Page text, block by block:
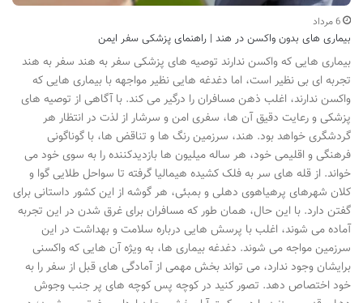
6 مرداد
بیماری های بدون واکسن در هند | راهنمای پزشکی سفر ایمن
بیماری هایی که واکسن ندارند توصیه های پزشکی سفر به هند سفر به هند
تجربه ای بی نظیر است، اما دغدغه هایی نظیر مواجهه با بیماری هایی که
واکسن ندارند، اغلب ذهن مسافران را درگیر می کند. با آگاهی از توصیه های
پزشکی و رعایت دقیق آن ها، سفری امن و سرشار از لذت در انتظار هر
گردشگری خواهد بود. هند، سرزمین رنگ ها و تناقض ها، با گوناگونی
فرهنگی و اقلیمی خود، هر ساله میلیون ها بازدیدکننده را به سوی خود می
خواند. از قله های سر به فلک کشیده هیمالیا گرفته تا سواحل طلایی گوا و
کلان شهرهای پرهیاهوی دهلی و بمبئی، هر گوشه از این کشور داستانی برای
گفتن دارد. با این حال، همان طور که مسافران برای غرق شدن در این تجربه
آماده می شوند، اغلب با پرسش هایی درباره سلامت و بهداشت در این
سرزمین مواجه می شوند. دغدغه بیماری ها، به ویژه آن هایی که واکسنی
برایشان وجود ندارد، می تواند بخش مهمی از آمادگی های قبل از سفر را به
خود اختصاص دهد. تصور کنید در کوچه پس کوچه های پر جنب وجوش